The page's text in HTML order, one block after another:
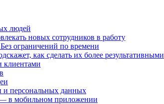
людей
новых сотрудников в работу
ограничений по времени
как сделать их более результативными
клиентами
и персональных данных
в мобильном приложении